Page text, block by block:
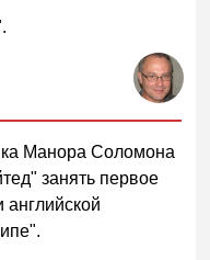
Манора Соломона
занять первое
английской